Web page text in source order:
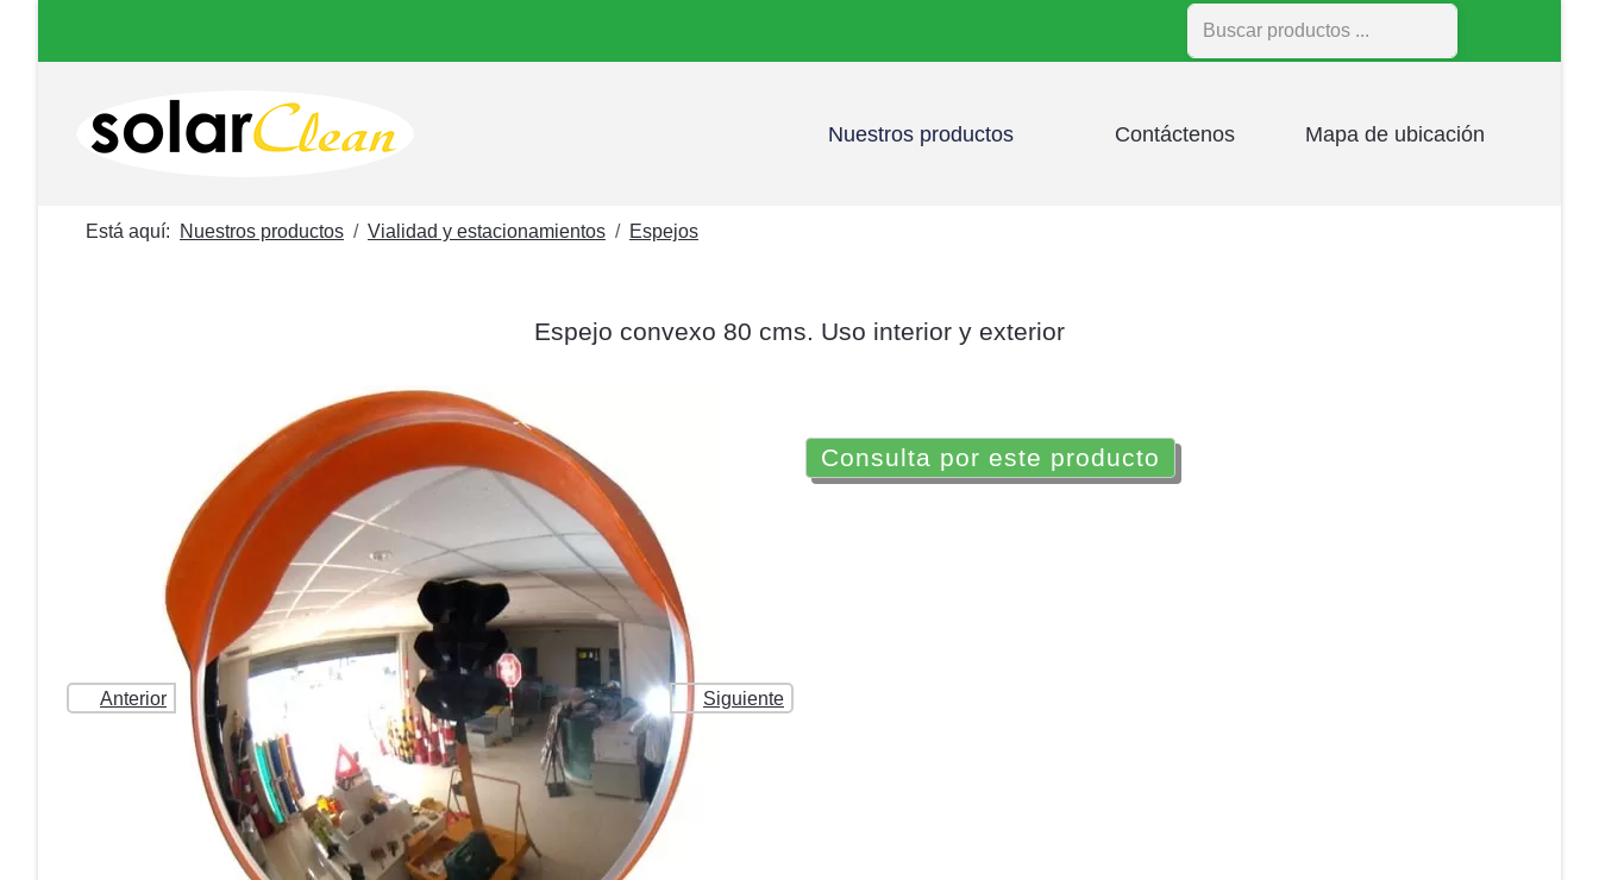
Buscar
Nuestros productos Contáctenos Mapa de ubicación
Está aquí: Nuestros productos Vialidad y estacionamientos Espejos
Espejo convexo 80 cms. Uso interior y exterior
Anterior Siguiente
Consulta por este producto